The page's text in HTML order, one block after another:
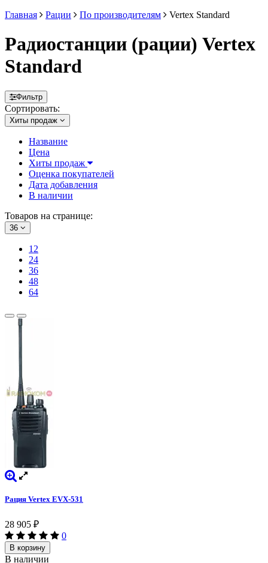
Главная
Рации По производителям Vertex Standard
Радиостанции (рации) Vertex
Standard
Фильтр
Сортировать:
Хиты продаж
Название
Цена
Хиты продаж
Оценка покупателей
Дата добавления
В наличии
Товаров на странице:
36
12
24
36
48
64
Рация Vertex EVX-531
28 905 ₽
0
В корзину
В наличии